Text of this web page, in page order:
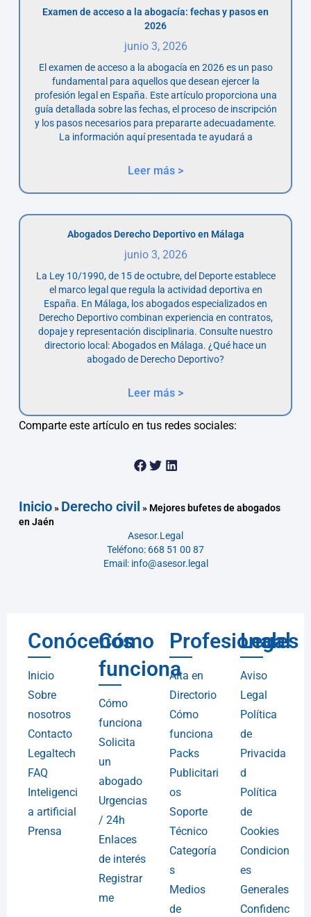
Examen de acceso a la abogacía: fechas y pasos en
2026
junio 3, 2026
El examen de acceso a la abogacía en 2026 es un paso
fundamental para aquellos que desean ejercer la
profesión legal en España. Este artículo proporciona una
guía detallada sobre las fechas, el proceso de inscripción
y los pasos necesarios para prepararte adecuadamente.
La información aquí presentada te ayudará a
Leer más >
Abogados Derecho Deportivo en Málaga
junio 3, 2026
La Ley 10/1990, de 15 de octubre, del Deporte establece
el marco legal que regula la actividad deportiva en
España. En Málaga, los abogados especializados en
Derecho Deportivo combinan experiencia en contratos,
dopaje y representación disciplinaria. Consulte nuestro
directorio local: Abogados en Málaga. ¿Qué hace un
abogado de Derecho Deportivo?
Leer más >
Comparte este artículo en tus redes sociales:
Inicio» Derecho civil » Mejores bufetes de abogados
en Jaén
Asesor.Legal
Teléfono: 668 51 00 87
Email: info@asesor.legal
Conócenos
Inicio
Sobre
nosotros
Contacto
Legaltech
FAQ
Inteligenci
a artificial
Prensa
Cómo
funciona
Cómo
funciona
Solicita
un
abogado
Urgencias
/ 24h
Enlaces
de interés
Registrar
me
Profesionales
Alta en
Directorio
Cómo
funciona
Packs
Publicitari
os
Soporte
Técnico
Categoría
s
Medios
de
Legal
Aviso
Legal
Política
de
Privacida
d
Política
de
Cookies
Condicion
es
Generales
Confidenc